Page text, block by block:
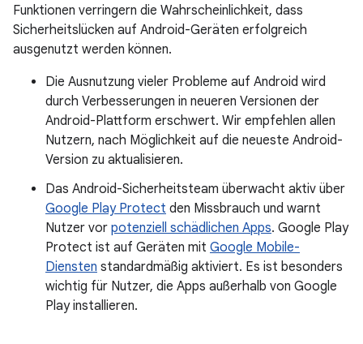
Funktionen verringern die Wahrscheinlichkeit, dass
Sicherheitslücken auf Android-Geräten erfolgreich
ausgenutzt werden können.
Die Ausnutzung vieler Probleme auf Android wird
durch Verbesserungen in neueren Versionen der
Android-Plattform erschwert. Wir empfehlen allen
Nutzern, nach Möglichkeit auf die neueste Android-
Version zu aktualisieren.
Das Android-Sicherheitsteam überwacht aktiv über
Google Play Protect den Missbrauch und warnt
Nutzer vor potenziell schädlichen Apps. Google Play
Protect ist auf Geräten mit Google Mobile-
Diensten standardmäßig aktiviert. Es ist besonders
wichtig für Nutzer, die Apps außerhalb von Google
Play installieren.